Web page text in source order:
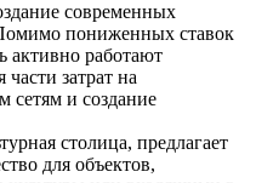
современных
пониженных ставок
активно работают
затрат на
и создание
столица, предлагает
для объектов,